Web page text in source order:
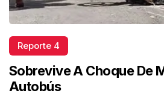
Reporte 4
Sobrevive A Choque De
Autobús